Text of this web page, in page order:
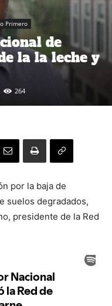
Primero
de
la la leche y
264
por la baja de
suelos degradados,
presidente de la Red